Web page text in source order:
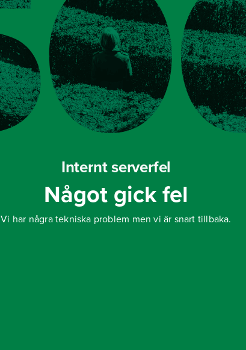
Internt serverfel
Något gick fel
Vi har några tekniska problem men vi är snart tillbaka.